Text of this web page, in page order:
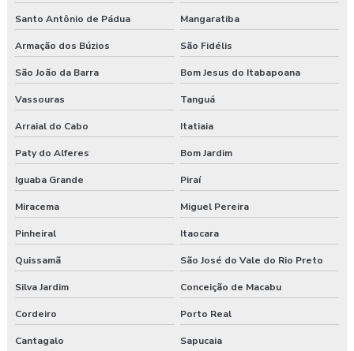
Santo Antônio de Pádua Mangaratiba
Armação dos Búzios São Fidélis
São João da Barra Bom Jesus do Itabapoana
Vassouras Tanguá
Arraial do Cabo Itatiaia
Paty do Alferes Bom Jardim
Iguaba Grande Piraí
Miracema Miguel Pereira
Pinheiral Itaocara
Quissamã São José do Vale do Rio Preto
Silva Jardim Conceição de Macabu
Cordeiro Porto Real
Cantagalo Sapucaia